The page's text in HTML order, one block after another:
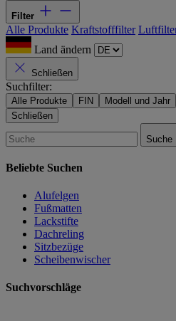
Filter
Alle Produkte Kraftstofffilter
Land ändern
Schließen
Suchfilter:
Alle Produkte FIN
Modell und Jahr
Schließen
Suche
Beliebte Suchen
Alufelgen
Fußmatten
Lackstifte
Dachreling
Sitzbezüge
Scheibenwischer
Suchvorschläge